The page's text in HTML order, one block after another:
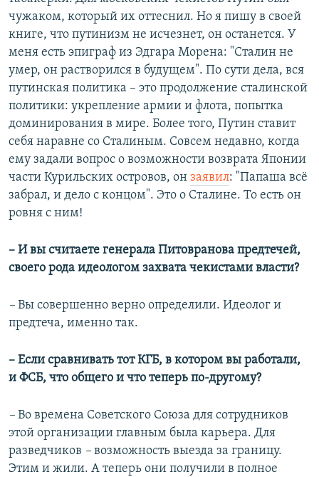
чужаком, который их оттеснил. Но я пишу в своей
книге, что путинизм не исчезнет, он останется. У
меня есть эпиграф из Эдгара Морена: "Сталин не
умер, он растворился в будущем". По сути дела, вся
путинская политика – это продолжение сталинской
политики: укрепление армии и флота, попытка
доминирования в мире. Более того, Путин ставит
себя наравне со Сталиным. Совсем недавно, когда
ему задали вопрос о возможности возврата Японии
части Курильских островов, он заявил: "Папаша всё
забрал, и дело с концом". Это о Сталине. То есть он
ровня с ним!
– И вы считаете генерала Питовранова предтечей,
своего рода идеологом захвата чекистами власти?
– Вы совершенно верно определили. Идеолог и
предтеча, именно так.
– Если сравнивать тот КГБ, в котором вы работали,
и ФСБ, что общего и что теперь по-другому?
– Во времена Советского Союза для сотрудников
этой организации главным была карьера. Для
разведчиков – возможность выезда за границу.
Этим и жили. А теперь они получили в полное